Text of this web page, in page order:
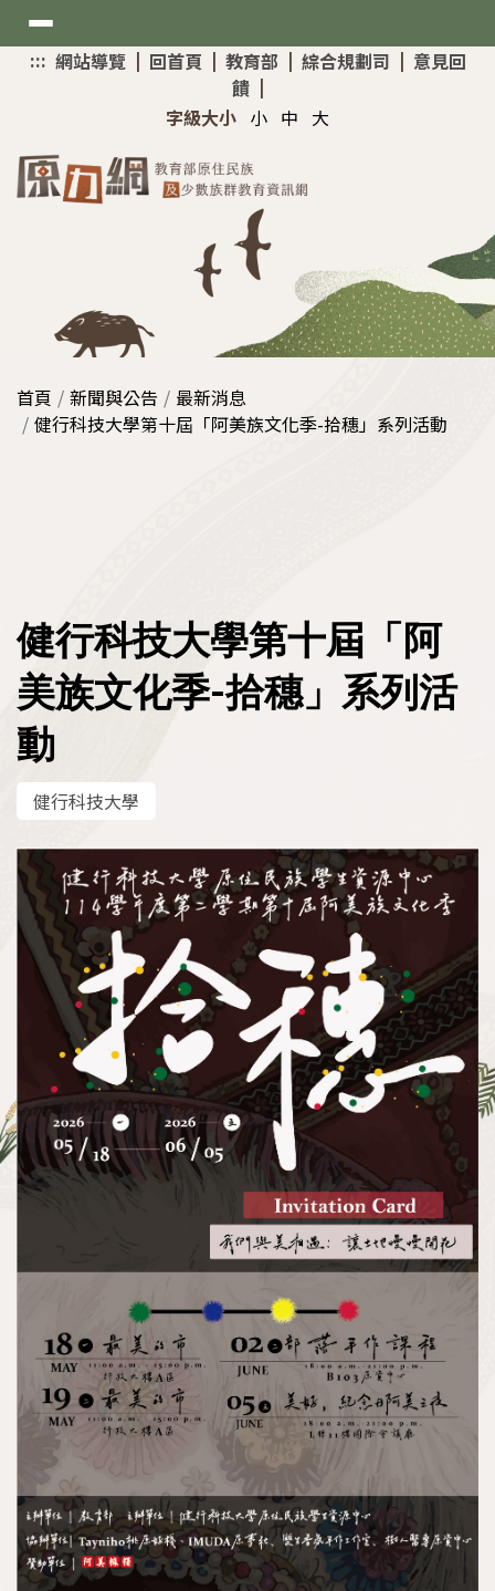
::: 上
導
覽
網站導覽 | 回首頁 | 教育部 | 綜合規劃司 | 意見回
饋 |
字級大小 小 中 大
選
單
新聞與公告
最新消息
考試與招生
大學入學升學網
技專校院招生策略委員會
教育部MATA獎得獎作品
原住民學生休退學輔導參考機制
資源分享
原民會重要出版品
原住民族歷史事件教學資源
原住民族與多元文化教育案例教學實例
原住民族政治受難者口述歷史繪本
教育部獎勵績優大專校院原住民族學生資源中心
計畫
助學與獎勵
原住民族專門人才獎勵金申請平臺
青年百億海外圓夢基金計畫
政府機關就業資訊
民間機構就業資訊
其他資訊
推動概況
法規
政策
計畫
統計資料
執行成果
首頁 新聞與公告
最新消息
健行科技大學第十屆「阿美族文化季-拾穗」系列活動
:::
健行科技大學第十屆「阿
美族文化季-拾穗」系列活
動
健行科技大學